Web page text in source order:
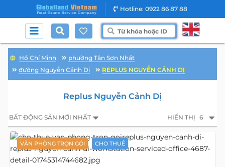
Hotline: 0922 86 87 88
Hồ Chí Minh
phường Tân Sơn Nhất
đường Nguyễn Cảnh Dị
REPLUS NGUYỄN CẢNH DỊ
Replus Nguyễn Cảnh Dị
BẤT ĐỘNG SẢN MỚI NHẤT HIỂN THỊ 6
VĂN PHÒNG TRỌN GÓI CHO THUÊ